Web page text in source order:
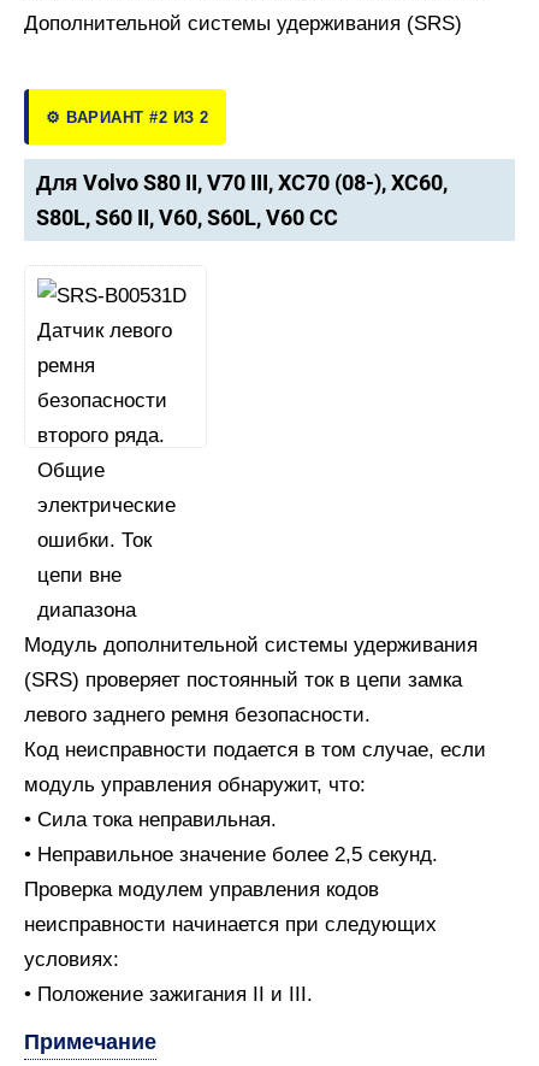
Дополнительной системы удерживания (SRS)
⚙️ ВАРИАНТ #2 ИЗ 2
Для Volvo S80 II, V70 III, XC70 (08-), XC60,
S80L, S60 II, V60, S60L, V60 CC
Модуль дополнительной системы удерживания
(SRS) проверяет постоянный ток в цепи замка
левого заднего ремня безопасности.
Код неисправности подается в том случае, если
модуль управления обнаружит, что:
• Сила тока неправильная.
• Неправильное значение более 2,5 секунд.
Проверка модулем управления кодов
неисправности начинается при следующих
условиях:
• Положение зажигания II и III.
Примечание